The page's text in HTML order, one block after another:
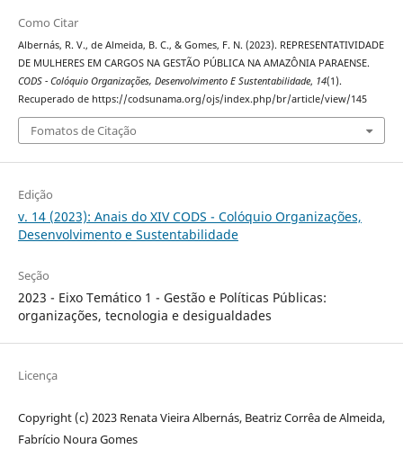
Como Citar
Albernás, R. V., de Almeida, B. C., & Gomes, F. N. (2023). REPRESENTATIVIDADE
DE MULHERES EM CARGOS NA GESTÃO PÚBLICA NA AMAZÔNIA PARAENSE.
CODS - Colóquio Organizações, Desenvolvimento E Sustentabilidade, 14(1).
Recuperado de https://codsunama.org/ojs/index.php/br/article/view/145
Fomatos de Citação
Edição
v. 14 (2023): Anais do XIV CODS - Colóquio Organizações,
Desenvolvimento e Sustentabilidade
Seção
2023 - Eixo Temático 1 - Gestão e Políticas Públicas:
organizações, tecnologia e desigualdades
Licença
Copyright (c) 2023 Renata Vieira Albernás, Beatriz Corrêa de Almeida,
Fabrício Noura Gomes